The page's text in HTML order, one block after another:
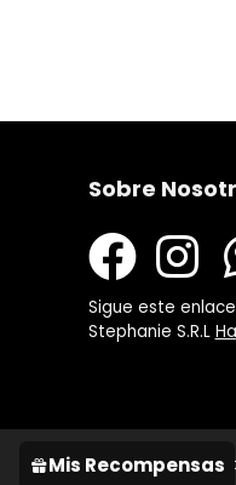
Sobre
Sigue este
Stephanie S.R.L
© 2021 Gisele
Mis Recompensas